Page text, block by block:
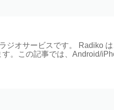
ジオサービスです。 Radiko は
。この記事では、Android/